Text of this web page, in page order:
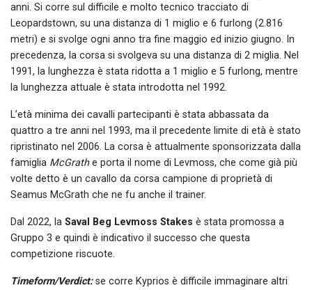
anni. Si corre sul difficile e molto tecnico tracciato di
Leopardstown, su una distanza di 1 miglio e 6 furlong (2.816
metri) e si svolge ogni anno tra fine maggio ed inizio giugno. In
precedenza, la corsa si svolgeva su una distanza di 2 miglia. Nel
1991, la lunghezza è stata ridotta a 1 miglio e 5 furlong, mentre
la lunghezza attuale è stata introdotta nel 1992.
L’età minima dei cavalli partecipanti è stata abbassata da
quattro a tre anni nel 1993, ma il precedente limite di età è stato
ripristinato nel 2006. La corsa è attualmente sponsorizzata dalla
famiglia McGrathe porta il nome di Levmoss, che come già più
volte detto è un cavallo da corsa campione di proprietà di
Seamus McGrath che ne fu anche il trainer.
Dal 2022, la Saval Beg Levmoss Stakes è stata promossa a
Gruppo 3 e quindi è indicativo il successo che questa
competizione riscuote.
Timeform/Verdict: se corre Kyprios è difficile immaginare altri